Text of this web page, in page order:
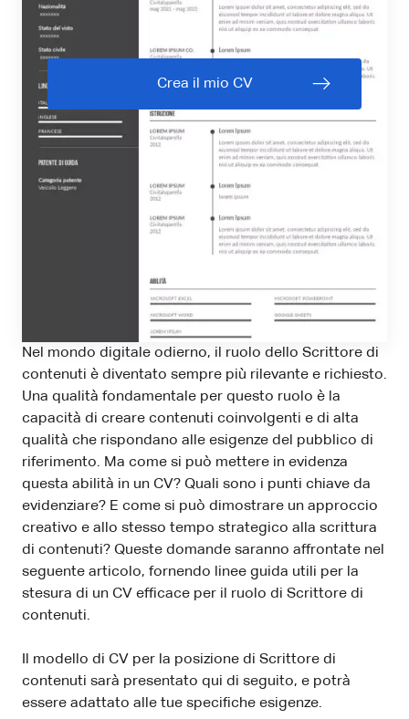
Crea il mio CV
Nel mondo digitale odierno, il ruolo dello Scrittore di
contenuti è diventato sempre più rilevante e richiesto.
Una qualità fondamentale per questo ruolo è la
capacità di creare contenuti coinvolgenti e di alta
qualità che rispondano alle esigenze del pubblico di
riferimento. Ma come si può mettere in evidenza
questa abilità in un CV? Quali sono i punti chiave da
evidenziare? E come si può dimostrare un approccio
creativo e allo stesso tempo strategico alla scrittura
di contenuti? Queste domande saranno affrontate nel
seguente articolo, fornendo linee guida utili per la
stesura di un CV efficace per il ruolo di Scrittore di
contenuti.
Il modello di CV per la posizione di Scrittore di
contenuti sarà presentato qui di seguito, e potrà
essere adattato alle tue specifiche esigenze.